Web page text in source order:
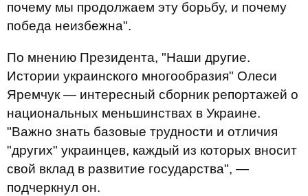
почему мы продолжаем эту борьбу, и почему
победа неизбежна".
По мнению Президента, "Наши другие.
Истории украинского многообразия" Олеси
Яремчук — интересный сборник репортажей о
национальных меньшинствах в Украине.
"Важно знать базовые трудности и отличия
"других" украинцев, каждый из которых вносит
свой вклад в развитие государства", —
подчеркнул он.